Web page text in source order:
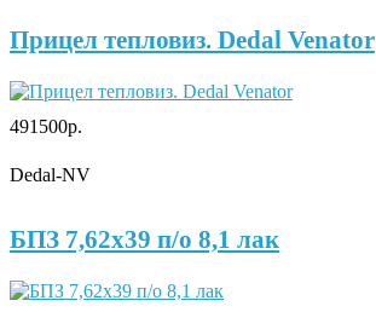
Прицел тепловиз. Dedal Venator
491500р.
Dedal-NV
БПЗ 7,62х39 п/о 8,1 лак